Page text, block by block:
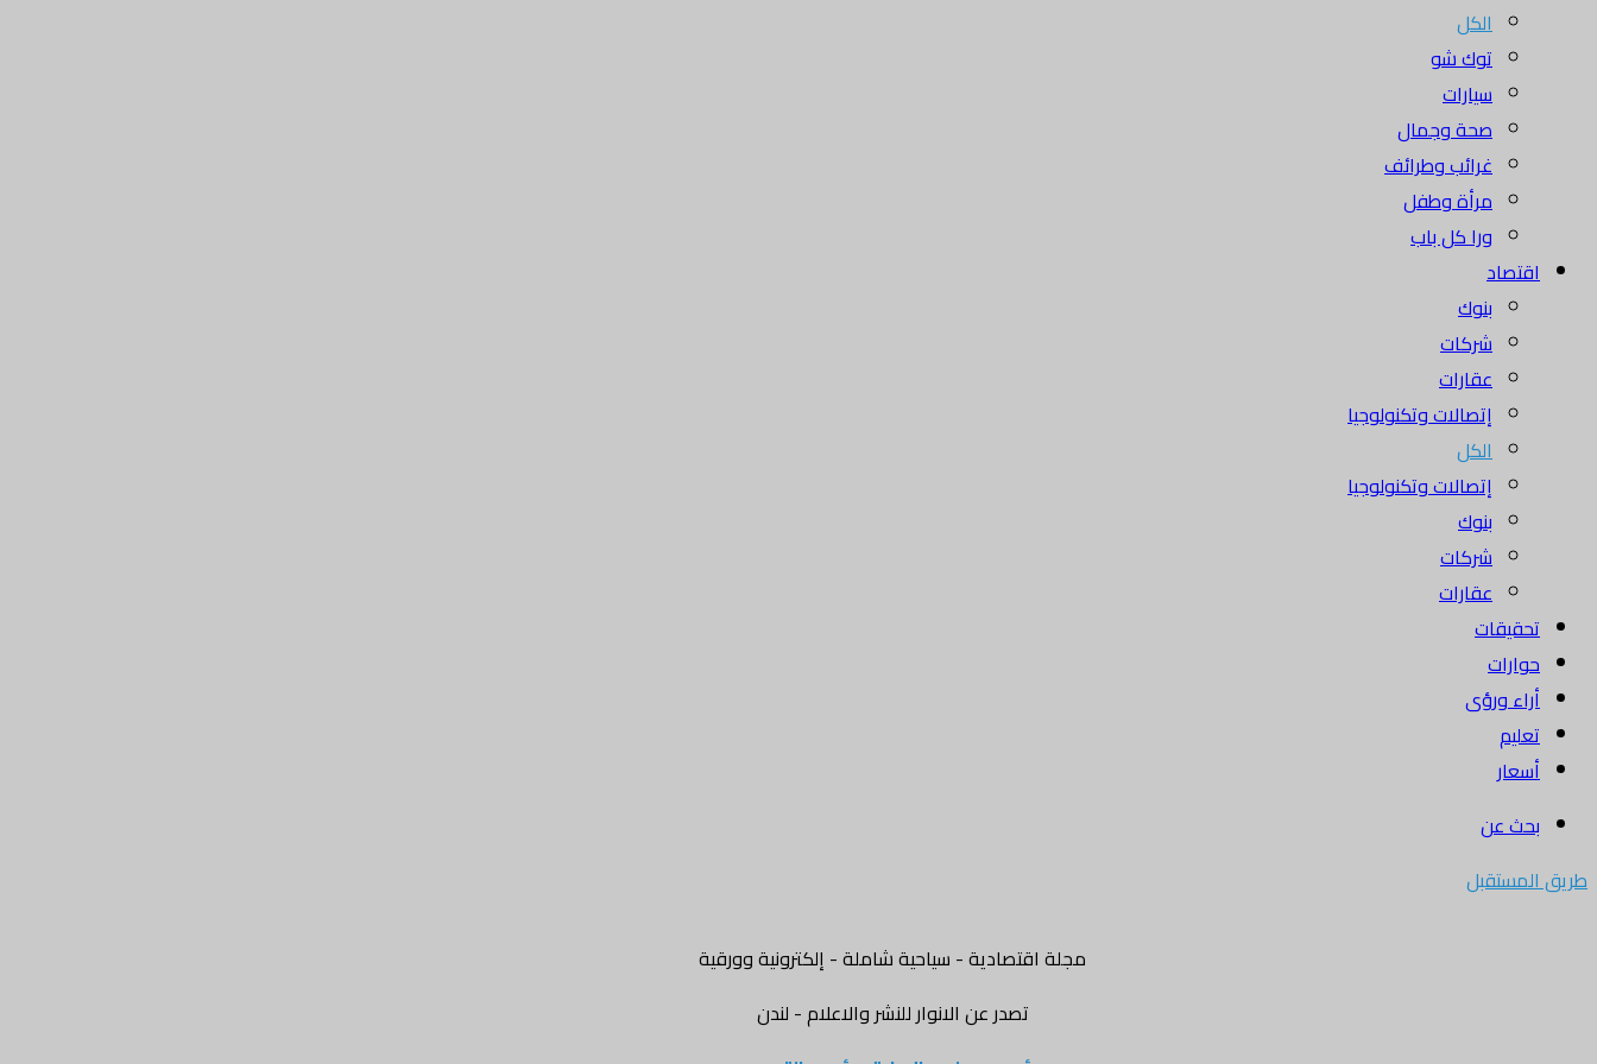
الكل
توك شو
سيارات
صحة وجمال
غرائب وطرائف
مرأة وطفل
ورا كل باب
اقتصاد
بنوك
شركات
عقارات
إتصالات وتكنولوجيا
الكل
إتصالات وتكنولوجيا
بنوك
شركات
عقارات
تحقيقات
حوارات
أراء ورؤى
تعليم
أسعار
بحث عن
طريق المستقبل
مجلة اقتصادية - سياحية شاملة - إلكترونية وورقية
تصدر عن الانوار للنشر والاعلام - لندن